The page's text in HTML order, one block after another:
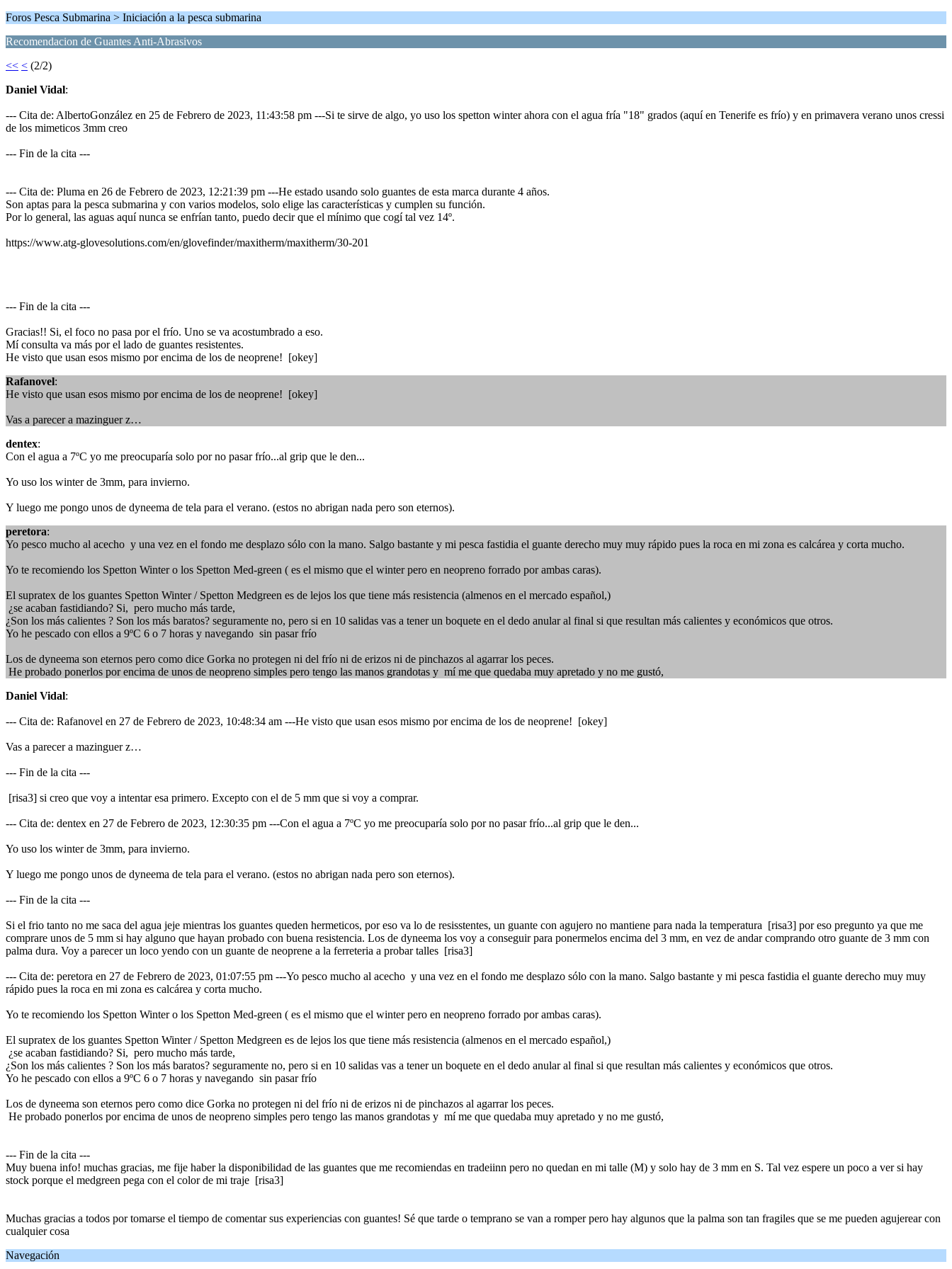
Foros Pesca Submarina > Iniciación a la pesca submarina
Recomendacion de Guantes Anti-Abrasivos
<< < (2/2)
Daniel Vidal:
--- Cita de: AlbertoGonzález en 25 de Febrero de 2023, 11:43:58 pm ---Si te sirve de algo, yo uso los spetton winter ahora con el agua fría "18" grados (aquí en Tenerife es frío) y en primavera verano unos cressi
de los mimeticos 3mm creo
--- Fin de la cita ---
--- Cita de: Pluma en 26 de Febrero de 2023, 12:21:39 pm ---He estado usando solo guantes de esta marca durante 4 años.
Son aptas para la pesca submarina y con varios modelos, solo elige las características y cumplen su función.
Por lo general, las aguas aquí nunca se enfrían tanto, puedo decir que el mínimo que cogí tal vez 14º.
https://www.atg-glovesolutions.com/en/glovefinder/maxitherm/maxitherm/30-201
--- Fin de la cita ---
Gracias!! Si, el foco no pasa por el frío. Uno se va acostumbrado a eso.
Mí consulta va más por el lado de guantes resistentes.
He visto que usan esos mismo por encima de los de neoprene! [okey]
Rafanovel:
He visto que usan esos mismo por encima de los de neoprene! [okey]
Vas a parecer a mazinguer z…
dentex:
Con el agua a 7ºC yo me preocuparía solo por no pasar frío...al grip que le den...
Yo uso los winter de 3mm, para invierno.
Y luego me pongo unos de dyneema de tela para el verano. (estos no abrigan nada pero son eternos).
peretora:
Yo pesco mucho al acecho y una vez en el fondo me desplazo sólo con la mano. Salgo bastante y mi pesca fastidia el guante derecho muy muy rápido pues la roca en mi zona es calcárea y corta mucho.
Yo te recomiendo los Spetton Winter o los Spetton Med-green ( es el mismo que el winter pero en neopreno forrado por ambas caras).
El supratex de los guantes Spetton Winter / Spetton Medgreen es de lejos los que tiene más resistencia (almenos en el mercado español,)
¿se acaban fastidiando? Si, pero mucho más tarde,
¿Son los más calientes ? Son los más baratos? seguramente no, pero si en 10 salidas vas a tener un boquete en el dedo anular al final si que resultan más calientes y económicos que otros.
Yo he pescado con ellos a 9ºC 6 o 7 horas y navegando sin pasar frío
Los de dyneema son eternos pero como dice Gorka no protegen ni del frío ni de erizos ni de pinchazos al agarrar los peces.
He probado ponerlos por encima de unos de neopreno simples pero tengo las manos grandotas y mí me que quedaba muy apretado y no me gustó,
Daniel Vidal:
--- Cita de: Rafanovel en 27 de Febrero de 2023, 10:48:34 am ---He visto que usan esos mismo por encima de los de neoprene! [okey]
Vas a parecer a mazinguer z…
--- Fin de la cita ---
[risa3] si creo que voy a intentar esa primero. Excepto con el de 5 mm que si voy a comprar.
--- Cita de: dentex en 27 de Febrero de 2023, 12:30:35 pm ---Con el agua a 7ºC yo me preocuparía solo por no pasar frío...al grip que le den...
Yo uso los winter de 3mm, para invierno.
Y luego me pongo unos de dyneema de tela para el verano. (estos no abrigan nada pero son eternos).
--- Fin de la cita ---
Si el frio tanto no me saca del agua jeje mientras los guantes queden hermeticos, por eso va lo de resisstentes, un guante con agujero no mantiene para nada la temperatura [risa3] por eso pregunto ya que me
comprare unos de 5 mm si hay alguno que hayan probado con buena resistencia. Los de dyneema los voy a conseguir para ponermelos encima del 3 mm, en vez de andar comprando otro guante de 3 mm con
palma dura. Voy a parecer un loco yendo con un guante de neoprene a la ferreteria a probar talles [risa3]
--- Cita de: peretora en 27 de Febrero de 2023, 01:07:55 pm ---Yo pesco mucho al acecho y una vez en el fondo me desplazo sólo con la mano. Salgo bastante y mi pesca fastidia el guante derecho muy muy
rápido pues la roca en mi zona es calcárea y corta mucho.
Yo te recomiendo los Spetton Winter o los Spetton Med-green ( es el mismo que el winter pero en neopreno forrado por ambas caras).
El supratex de los guantes Spetton Winter / Spetton Medgreen es de lejos los que tiene más resistencia (almenos en el mercado español,)
¿se acaban fastidiando? Si, pero mucho más tarde,
¿Son los más calientes ? Son los más baratos? seguramente no, pero si en 10 salidas vas a tener un boquete en el dedo anular al final si que resultan más calientes y económicos que otros.
Yo he pescado con ellos a 9ºC 6 o 7 horas y navegando sin pasar frío
Los de dyneema son eternos pero como dice Gorka no protegen ni del frío ni de erizos ni de pinchazos al agarrar los peces.
He probado ponerlos por encima de unos de neopreno simples pero tengo las manos grandotas y mí me que quedaba muy apretado y no me gustó,
--- Fin de la cita ---
Muy buena info! muchas gracias, me fije haber la disponibilidad de las guantes que me recomiendas en tradeiinn pero no quedan en mi talle (M) y solo hay de 3 mm en S. Tal vez espere un poco a ver si hay
stock porque el medgreen pega con el color de mi traje [risa3]
Muchas gracias a todos por tomarse el tiempo de comentar sus experiencias con guantes! Sé que tarde o temprano se van a romper pero hay algunos que la palma son tan fragiles que se me pueden agujerear con
cualquier cosa
Navegación